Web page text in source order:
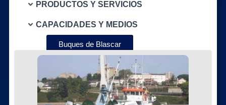
PRODUCTOS Y SERVICIOS
CAPACIDADES Y MEDIOS
Buques de Blascar